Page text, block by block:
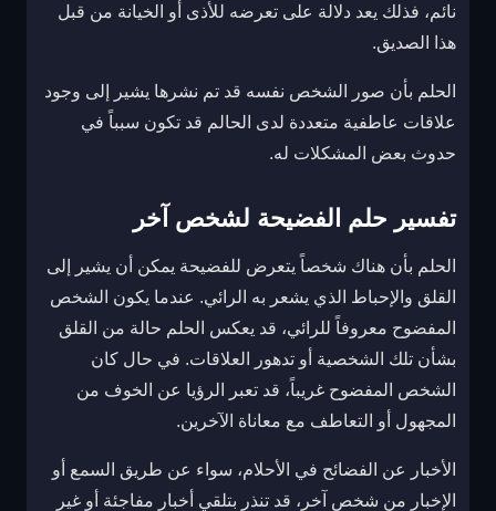
نائم، فذلك يعد دلالة على تعرضه للأذى أو الخيانة من قبل
هذا الصديق.
الحلم بأن صور الشخص نفسه قد تم نشرها يشير إلى وجود
علاقات عاطفية متعددة لدى الحالم قد تكون سبباً في
حدوث بعض المشكلات له.
تفسير حلم الفضيحة لشخص آخر
الحلم بأن هناك شخصاً يتعرض للفضيحة يمكن أن يشير إلى
القلق والإحباط الذي يشعر به الرائي. عندما يكون الشخص
المفضوح معروفاً للرائي، قد يعكس الحلم حالة من القلق
بشأن تلك الشخصية أو تدهور العلاقات. في حال كان
الشخص المفضوح غريباً، قد تعبر الرؤيا عن الخوف من
المجهول أو التعاطف مع معاناة الآخرين.
الأخبار عن الفضائح في الأحلام، سواء عن طريق السمع أو
الإخبار من شخص آخر، قد تنذر بتلقي أخبار مفاجئة أو غير